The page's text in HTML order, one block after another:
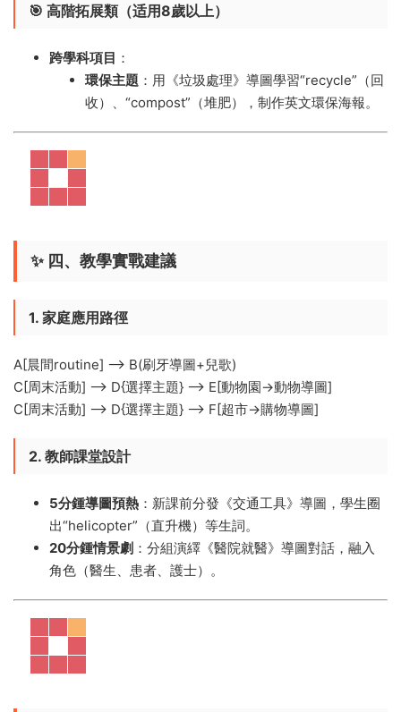
🎯 高階拓展類（适用8歲以上）​
跨學科項目 ​：
環保主題 ​：用《垃圾處理》導圖學習“recycle”（回
收）、“compost”（堆肥），制作英文環保海報。
✨ 四、教學實戰建議
1. 家庭應用路徑
A[晨間routine] --> B(刷牙導圖+兒歌)
C[周末活動] --> D{選擇主題} --> E[動物園→動物導圖]
C[周末活動] --> D{選擇主題} --> F[超市→購物導圖]
2. 教師課堂設計
5分鍾導圖預熱 ​：新課前分發《交通工具》導圖，學生圈
出“helicopter”（直升機）等生詞。
20分鍾情景劇 ​：分組演繹《醫院就醫》導圖對話，融入
角色（醫生、患者、護士）。